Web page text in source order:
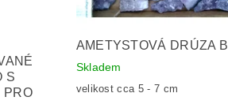
S
PRO
AMETYSTOVÁ DRÚZA B
Skladem
velikost cca 5 - 7 cm